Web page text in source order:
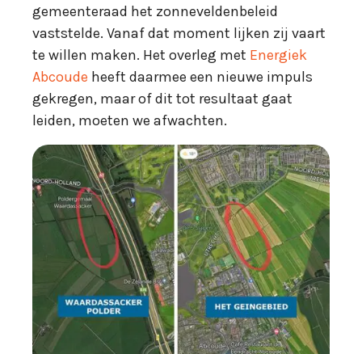
gemeenteraad het zonneveldenbeleid
vaststelde. Vanaf dat moment lijken zij vaart
te willen maken. Het overleg met Energiek
Abcoude heeft daarmee een nieuwe impuls
gekregen, maar of dit tot resultaat gaat
leiden, moeten we afwachten.